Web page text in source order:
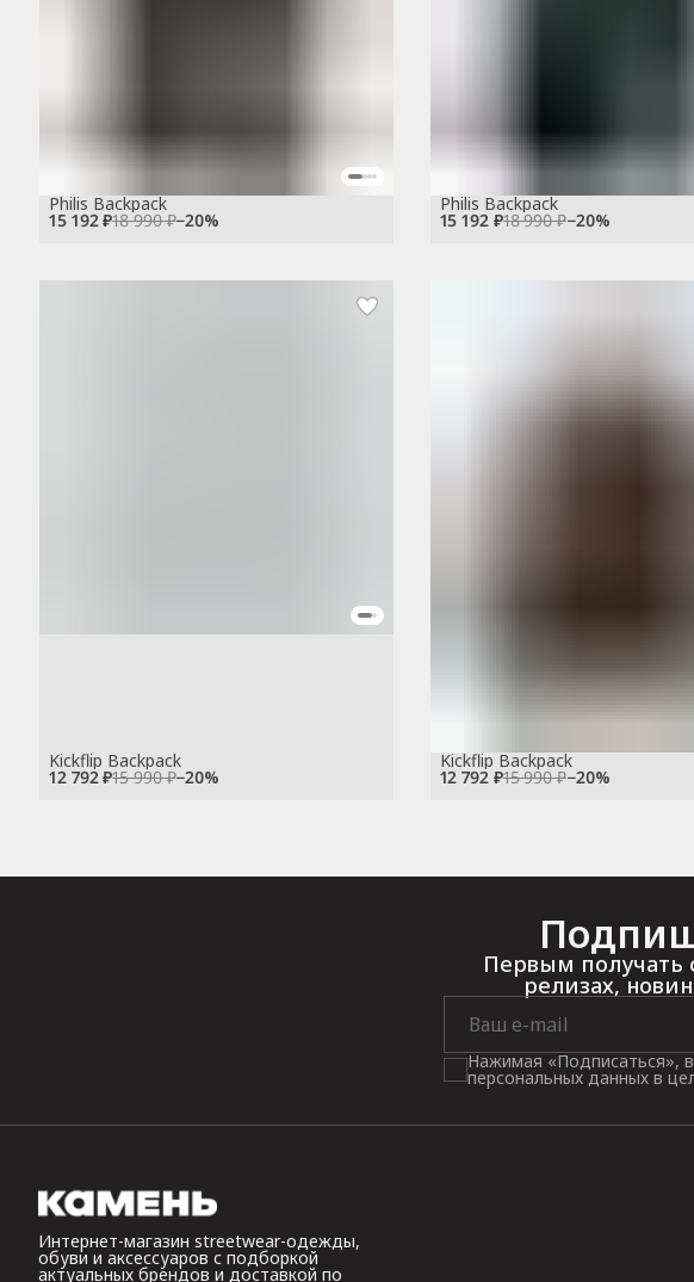
15 192 ₽18 990 ₽−20%
Philis Backpack
15 192 ₽18 990 ₽−20%
Philis Backpack
12 792 ₽15 990 ₽−20%
Kickflip Backpack
12 792 ₽15 990 ₽−20%
Kickflip Backpack
Первым получать
релизах,
Нажимая «Подписаться»,
персональных данных в
Интернет-магазин streetwear-одежды,
обуви и аксессуаров с подборкой
актуальных брендов и доставкой по